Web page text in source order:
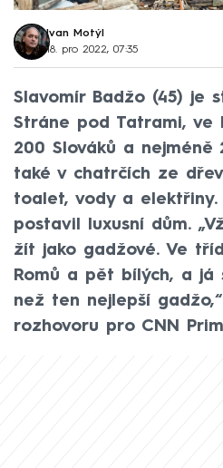
Ivan Motýl
18. pro 2022, 07:35
Slavomír Badžo (45) je
Stráne pod Tatrami, ve
200 Slováků a nejméně
také v chatrčích ze
toalet, vody a elektřiny.
postavil luxusní dům.
žít jako gadžové. Ve
Romů a pět bílých, a já
než ten nejlepší
rozhovoru pro CNN